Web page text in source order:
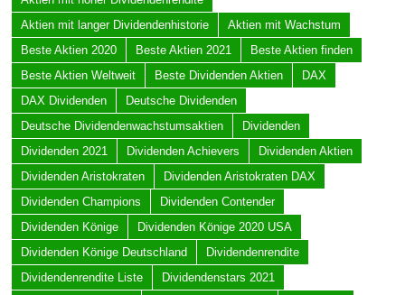
Aktien mit langer Dividendenhistorie
Aktien mit Wachstum
Beste Aktien 2020
Beste Aktien 2021
Beste Aktien finden
Beste Aktien Weltweit
Beste Dividenden Aktien
DAX
DAX Dividenden
Deutsche Dividenden
Deutsche Dividendenwachstumsaktien
Dividenden
Dividenden 2021
Dividenden Achievers
Dividenden Aktien
Dividenden Aristokraten
Dividenden Aristokraten DAX
Dividenden Champions
Dividenden Contender
Dividenden Könige
Dividenden Könige 2020 USA
Dividenden Könige Deutschland
Dividendenrendite
Dividendenrendite Liste
Dividendenstars 2021